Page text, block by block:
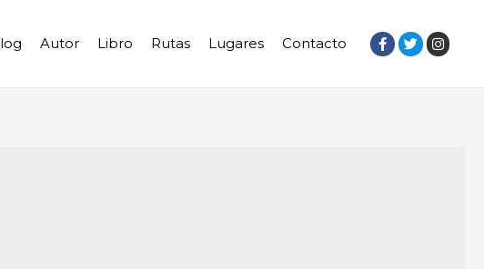
Autor Libro Rutas Lugares Contacto